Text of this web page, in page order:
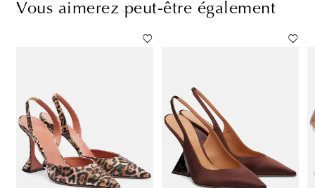
Vous aimerez peut-être également